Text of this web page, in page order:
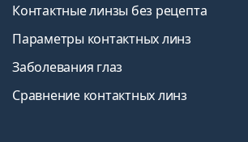
Контактные линзы без рецепта
Параметры контактных линз
Заболевания глаз
Сравнение контактных линз